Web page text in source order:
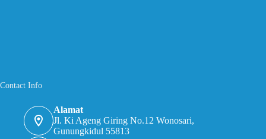
Contact Info
Alamat
Jl. Ki Ageng Giring No.12 Wonosari,
Gunungkidul 55813